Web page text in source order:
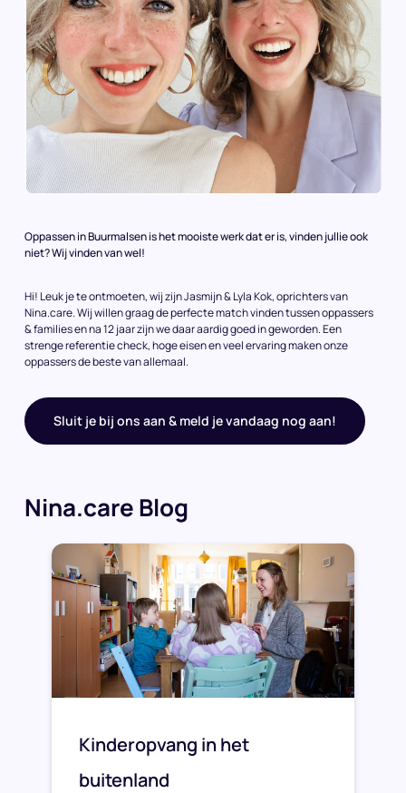
Oppassen in Buurmalsen is het mooiste werk dat er is, vinden jullie ook
niet? Wij vinden van wel!
Hi! Leuk je te ontmoeten, wij zijn Jasmijn & Lyla Kok, oprichters van
Nina.care. Wij willen graag de perfecte match vinden tussen oppassers
& families en na 12 jaar zijn we daar aardig goed in geworden. Een
strenge referentie check, hoge eisen en veel ervaring maken onze
oppassers de beste van allemaal.
Sluit je bij ons aan & meld je vandaag nog aan!
Nina.care Blog
Kinderopvang in het
buitenland